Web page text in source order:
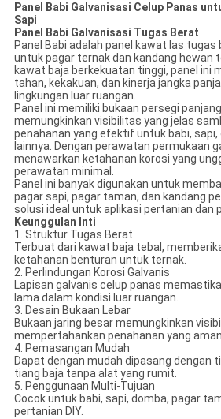
Panel Babi Galvanisasi Celup Panas
Sapi
Panel Babi Galvanisasi Tugas Berat
Panel Babi adalah panel kawat las
untuk pagar ternak dan kandang hewan
kawat baja berkekuatan tinggi, panel ini
tahan, kekakuan, dan kinerja jangka
lingkungan luar ruangan.
Panel ini memiliki bukaan persegi
memungkinkan visibilitas yang jelas
penahanan yang efektif untuk babi,
lainnya. Dengan perawatan permukaan
menawarkan ketahanan korosi yang
perawatan minimal.
Panel ini banyak digunakan untuk
pagar sapi, pagar taman, dan kandang
solusi ideal untuk aplikasi pertanian dan
Keunggulan Inti
1. Struktur Tugas Berat
Terbuat dari kawat baja tebal,
ketahanan benturan untuk ternak.
2. Perlindungan Korosi Galvanis
Lapisan galvanis celup panas
lama dalam kondisi luar ruangan.
3. Desain Bukaan Lebar
Bukaan jaring besar memungkinkan
mempertahankan penahanan yang
4. Pemasangan Mudah
Dapat dengan mudah dipasang dengan
tiang baja tanpa alat yang rumit.
5. Penggunaan Multi-Tujuan
Cocok untuk babi, sapi, domba, pagar
pertanian DIY.